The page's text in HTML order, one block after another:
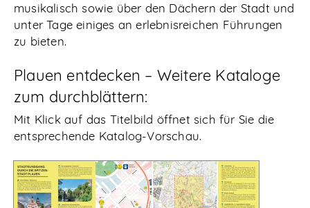
musikalisch sowie über den Dächern der Stadt und
unter Tage einiges an erlebnisreichen Führungen
zu bieten.
Plauen entdecken – Weitere Kataloge
zum durchblättern:
Mit Klick auf das Titelbild öffnet sich für Sie die
entsprechende Katalog-Vorschau.